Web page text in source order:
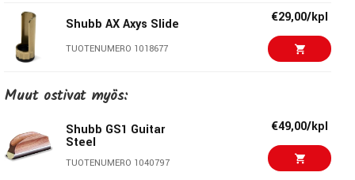
Shubb AX Axys Slide
TUOTENUMERO 1018677
€29,00/kpl
Taylor Guitar Slide
Ebony Small
TUOTENUMERO 1060988
Taylor Guitar Slide
Ebony Large
€20,30/kpl
Muut ostivat myös:
Shubb GS1 Guitar
Steel
TUOTENUMERO 1040797
€49,00/kpl